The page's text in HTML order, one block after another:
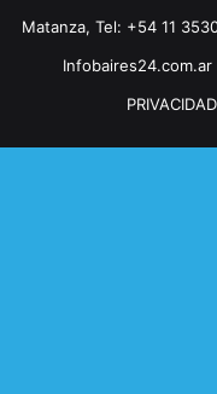
Matanza, Tel: +54 11
PRIVACIDAD